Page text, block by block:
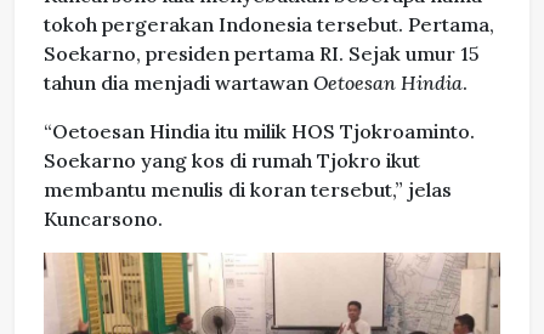
tokoh pergerakan Indonesia tersebut. Pertama,
Soekarno, presiden pertama RI. Sejak umur 15
tahun dia menjadi wartawan Oetoesan Hindia.
“Oetoesan Hindia itu milik HOS Tjokroaminto.
Soekarno yang kos di rumah Tjokro ikut
membantu menulis di koran tersebut,” jelas
Kuncarsono.